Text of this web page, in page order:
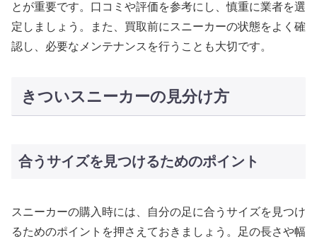
とが重要です。口コミや評価を参考にし、慎重に業者を選
定しましょう。また、買取前にスニーカーの状態をよく確
認し、必要なメンテナンスを行うことも大切です。
きついスニーカーの見分け方
合うサイズを見つけるためのポイント
スニーカーの購入時には、自分の足に合うサイズを見つけ
るためのポイントを押さえておきましょう。足の長さや幅